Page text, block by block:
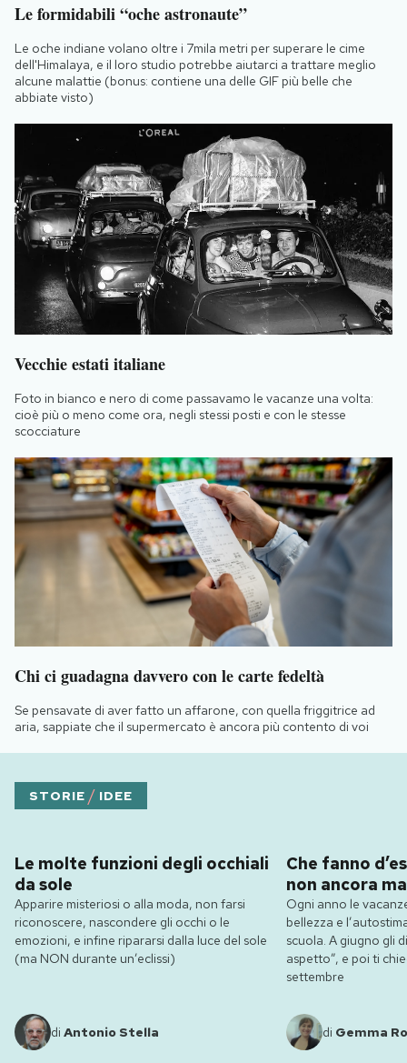
Le formidabili “oche astronaute”
Le oche indiane volano oltre i 7mila metri per superare le cime
dell'Himalaya, e il loro studio potrebbe aiutarci a trattare meglio
alcune malattie (bonus: contiene una delle GIF più belle che
abbiate visto)
Vecchie estati italiane
Foto in bianco e nero di come passavamo le vacanze una volta:
cioè più o meno come ora, negli stessi posti e con le stesse
scocciature
Chi ci guadagna davvero con le carte fedeltà
Se pensavate di aver fatto un affarone, con quella friggitrice ad
aria, sappiate che il supermercato è ancora più contento di voi
STORIE / IDEE
Le molte funzioni degli occhiali
da sole
Apparire misteriosi o alla moda, non farsi
riconoscere, nascondere gli occhi o le
emozioni, e infine ripararsi dalla luce del sole
(ma NON durante un’eclissi)
di Antonio Stella
Che fanno
non ancora
Ogni anno le
bellezza e
scuola. A giugno gli
aspetto”, e poi ti
settembre
di Gemma